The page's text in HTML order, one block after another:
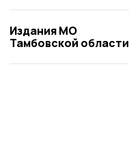
Издания МО
Тамбовской области